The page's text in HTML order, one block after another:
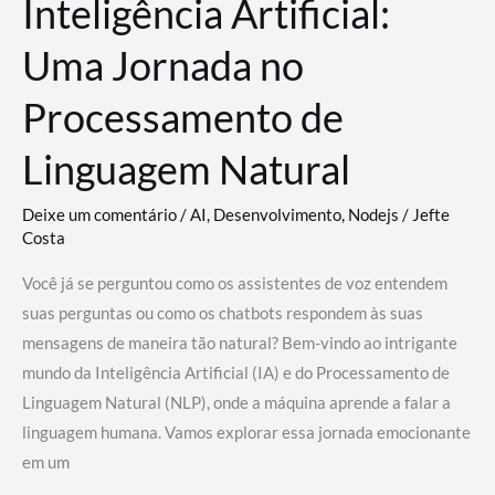
Inteligência Artificial:
Uma Jornada no
Processamento de
Linguagem Natural
Deixe um comentário/AI, Desenvolvimento, Nodejs / Jefte
Costa
Você já se perguntou como os assistentes de voz entendem
suas perguntas ou como os chatbots respondem às suas
mensagens de maneira tão natural? Bem-vindo ao intrigante
mundo da Inteligência Artificial (IA) e do Processamento de
Linguagem Natural (NLP), onde a máquina aprende a falar a
linguagem humana. Vamos explorar essa jornada emocionante
em um